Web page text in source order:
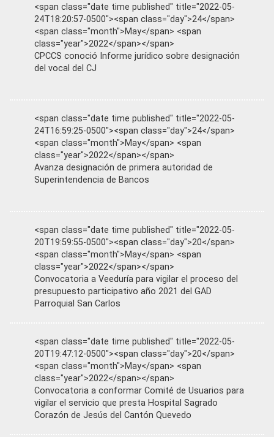
<span class="date time published" title="2022-05-
24T18:20:57-0500"><span class="day">24</span>
<span class="month">May</span> <span
class="year">2022</span></span>
CPCCS conoció Informe jurídico sobre designación
del vocal del CJ
<span class="date time published" title="2022-05-
24T16:59:25-0500"><span class="day">24</span>
<span class="month">May</span> <span
class="year">2022</span></span>
Avanza designación de primera autoridad de
Superintendencia de Bancos
<span class="date time published" title="2022-05-
20T19:59:55-0500"><span class="day">20</span>
<span class="month">May</span> <span
class="year">2022</span></span>
Convocatoria a Veeduría para vigilar el proceso del
presupuesto participativo año 2021 del GAD
Parroquial San Carlos
<span class="date time published" title="2022-05-
20T19:47:12-0500"><span class="day">20</span>
<span class="month">May</span> <span
class="year">2022</span></span>
Convocatoria a conformar Comité de Usuarios para
vigilar el servicio que presta Hospital Sagrado
Corazón de Jesús del Cantón Quevedo